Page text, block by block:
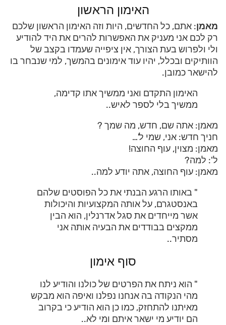
האימון הראשון
מאמן: אתם, כל החדשים, היות וזה האימון הראשון שלכם
רק לכם אני מעניק את האפשרות להרים את היד להודיע
ולי ולפרוש בעת הצורך, אין ציפייה שעמדו בקצב של
הוותיקים ובכלל, יהיו עוד אימונים בהמשך, למי שנבחר בו
להישאר כמובן.
האימון התקדם ואני ממשיך אתו קדימה,
ממשיך בלי לספר לאיש..
מאמן: אתה שם, חדש, מה שמך ?
חניך חדש: אני, שמי ל'…
מאמן: מצוין, עוף החוצה!
ל': למה?
מאמן: עוף החוצה, אתה יודע למה..
" באותו הרגע הבנתי את כל הפוסטים שלהם
באנסטגרם, על אותה המקצועיות והיכולות
אשר מייחדים את סגל אדרנלין, הוא הבין
ממקצים בבודדים את הבעיה אותה אני
מסתיר..
סוף אימון
" הוא ניתח את הפרטים של כולנו והודיע לנו
מהי הנקודה בה אנחנו נפלנו ואיפה הוא מבקש
מאיתנו להתחזק, כמו כן הוא הודיע כי בקרוב
הם יודיע מי ישאר איתם ומי לא..